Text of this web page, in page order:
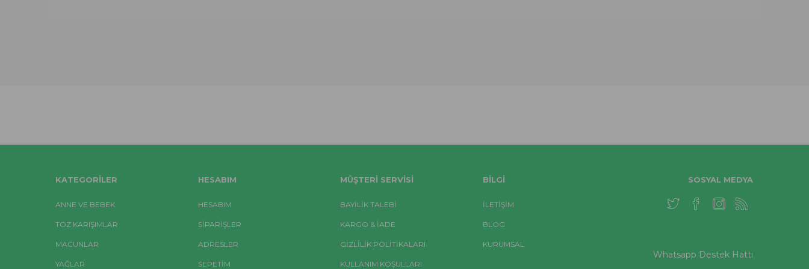
KATEGORILER
ANNE VE BEBEK
TOZ KARIŞIMLAR
MACUNLAR
YAĞLAR
HESABIM
HESABIM
SIPARIŞLER
ADRESLER
SEPETIM
MÜŞTERI SERVISI
BAYİLİK TALEBİ
KARGO & İADE
GİZLİLİK POLİTİKALARI
KULLANIM KOŞULLARI
BILGI
İLETİŞİM
BLOG
KURUMSAL
SOSYAL MEDYA
Whatsapp Destek Hattı